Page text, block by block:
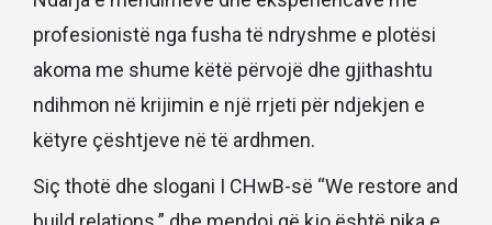
profesionistë nga fusha të ndryshme e plotësi
akoma me shume këtë përvojë dhe gjithashtu
ndihmon në krijimin e një rrjeti për ndjekjen e
këtyre çështjeve në të ardhmen.
Siç thotë dhe slogani I CHwB-së “We restore and